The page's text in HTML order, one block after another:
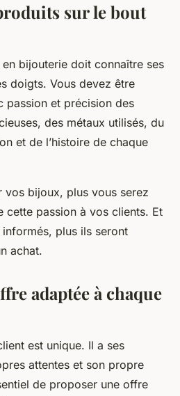
sur le bout
bijouterie doit connaître ses
doigts. Vous devez être
passion et précision des
des métaux utilisés, du
et de l’histoire de chaque
vos bijoux, plus vous serez
cette passion à vos clients. Et
plus ils seront
achat.
adaptée à chaque
est unique. Il a ses
attentes et son propre
de proposer une offre